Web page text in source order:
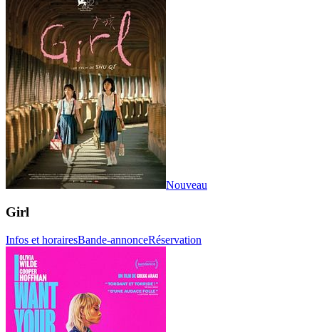
Nouveau
Girl
Infos et horairesBande-annonceRéservation